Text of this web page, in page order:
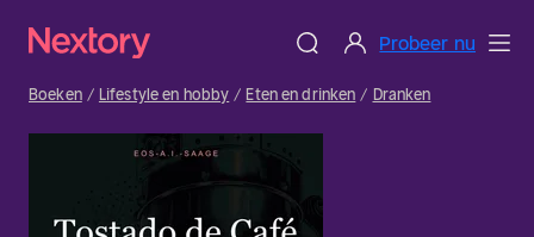
Probeer nu
Boeken Lifestyle en hobby Eten en drinken Dranken